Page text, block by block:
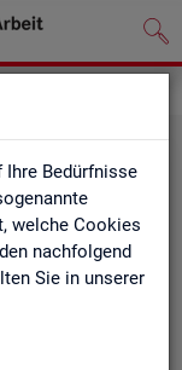
Ihre Bedürfnisse
welche Cookies
nachfolgend
Sie in unserer